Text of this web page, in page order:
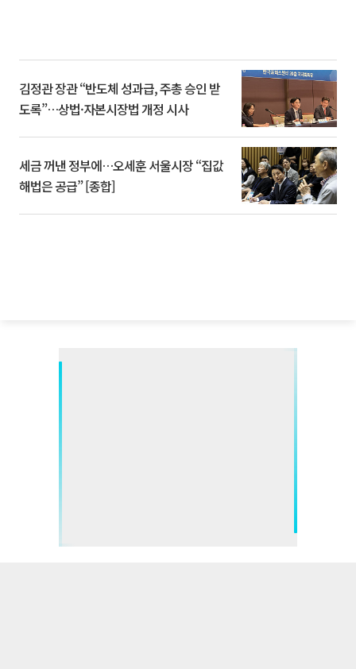
김정관 장관 “반도체 성과급, 주총 승인 받
도록”…상법·자본시장법 개정 시사
세금 꺼낸 정부에…오세훈 서울시장 “집값
해법은 공급” [종합]